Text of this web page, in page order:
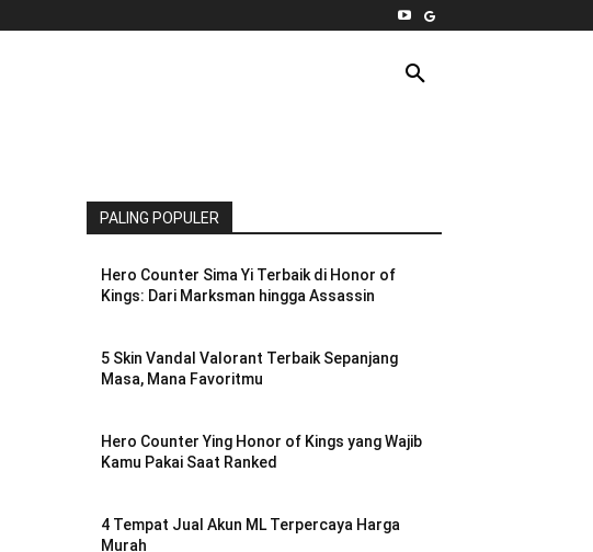
PALING POPULER
Hero Counter Sima Yi Terbaik di Honor of
Kings: Dari Marksman hingga Assassin
5 Skin Vandal Valorant Terbaik Sepanjang
Masa, Mana Favoritmu
Hero Counter Ying Honor of Kings yang Wajib
Kamu Pakai Saat Ranked
4 Tempat Jual Akun ML Terpercaya Harga
Murah